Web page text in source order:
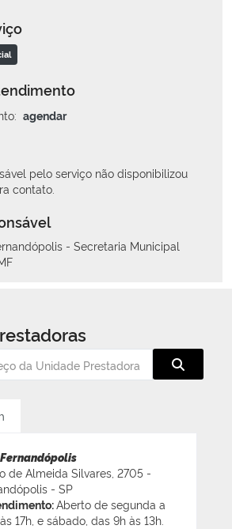
agendar
pelo serviço não disponibilizou
contato.
- Secretaria Municipal
de Almeida Silvares, 2705 -
- SP
Aberto de segunda a
17h, e sábado, das 9h às 13h.